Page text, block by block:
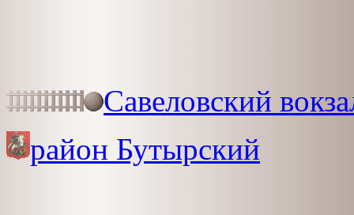
Савеловский
район Бутырский